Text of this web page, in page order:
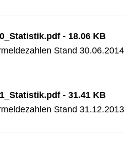
- 18.06 KB
Stand 30.06.2014
- 31.41 KB
Stand 31.12.2013